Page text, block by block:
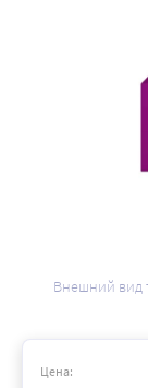
Внешний вид
Цена: